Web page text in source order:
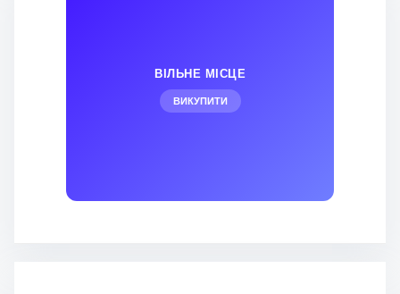
ВІЛЬНЕ МІСЦЕ
ВИКУПИТИ